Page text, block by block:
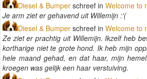
Diesel & Bumper schreef in Welcome to
Je arm ziet er gehavend uit Willemijn :'(
Diesel & Bumper schreef in Welcome to
Ze ziet er prachtig uit Willemijn. Ikzelf heb
kortharige niet te grote hond. Ik heb mijn
hele maand gehad, en dat haar, mijn
kroegen was gelijk een haar verstuiving.